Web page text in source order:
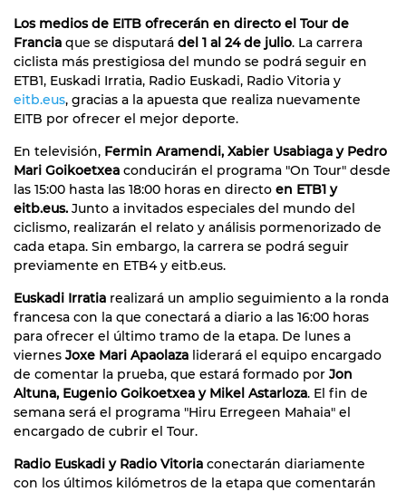
Los medios de EITB ofrecerán en directo el Tour de
Francia que se disputará del 1 al 24 de julio. La carrera
ciclista más prestigiosa del mundo se podrá seguir en
ETB1, Euskadi Irratia, Radio Euskadi, Radio Vitoria y
eitb.eus, gracias a la apuesta que realiza nuevamente
EITB por ofrecer el mejor deporte.
En televisión, Fermin Aramendi, Xabier Usabiaga y Pedro
Mari Goikoetxea conducirán el programa "On Tour" desde
las 15:00 hasta las 18:00 horas en directo en ETB1 y
eitb.eus. Junto a invitados especiales del mundo del
ciclismo, realizarán el relato y análisis pormenorizado de
cada etapa. Sin embargo, la carrera se podrá seguir
previamente en ETB4 y eitb.eus.
Euskadi Irratia realizará un amplio seguimiento a la ronda
francesa con la que conectará a diario a las 16:00 horas
para ofrecer el último tramo de la etapa. De lunes a
viernes Joxe Mari Apaolaza liderará el equipo encargado
de comentar la prueba, que estará formado por Jon
Altuna, Eugenio Goikoetxea y Mikel Astarloza. El fin de
semana será el programa "Hiru Erregeen Mahaia" el
encargado de cubrir el Tour.
Radio Euskadi y Radio Vitoria conectarán diariamente
con los últimos kilómetros de la etapa que comentarán